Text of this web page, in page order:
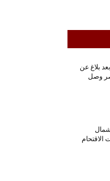
بلاغ عن
وصل
الاقتحام